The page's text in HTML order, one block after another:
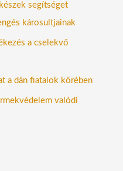
segítséget
károsultjainak
a cselekvő
a dán fiatalok körében
valódi